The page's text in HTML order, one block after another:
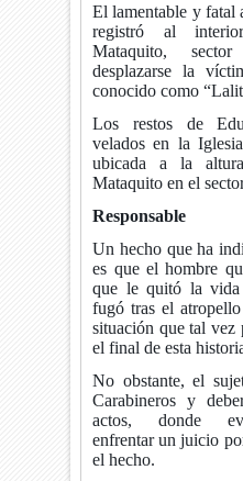
El lamentable y fatal
registró al
Mataquito,
desplazarse la
conocido como
Los restos de
velados en la
ubicada a la
Mataquito en el
Responsable
Un hecho que ha
es que el hombre
que le quitó la vida
fugó tras el
situación que tal vez
el final de esta
No obstante, el
Carabineros y
actos, donde
enfrentar un juicio
el hecho.